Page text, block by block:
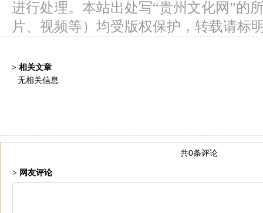
进行处理。本站出处写“贵州文化网”的
片、视频等）均受版权保护，转载请标
> 相关文章
无相关信息
共0条评论
> 网友评论